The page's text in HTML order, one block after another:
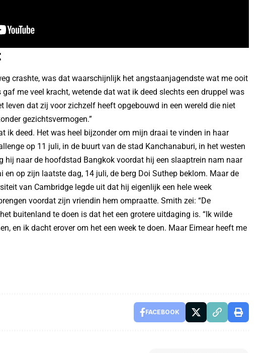
crashte, was dat waarschijnlijk het angstaanjagendste wat me ooit
me veel kracht, wetende dat wat ik deed slechts een druppel was
leven dat zij voor zichzelf heeft opgebouwd in een wereld die niet
gezichtsvermogen.”
ik deed. Het was heel bijzonder om mijn draai te vinden in haar
op 11 juli, in de buurt van de stad Kanchanaburi, in het westen
hij naar de hoofdstad Bangkok voordat hij een slaaptrein nam naar
en op zijn laatste dag, 14 juli, de berg Doi Suthep beklom. Maar de
van Cambridge legde uit dat hij eigenlijk een hele week
voordat zijn vriendin hem ompraatte. Smith zei: “De
buitenland te doen is dat het een grotere uitdaging is. “Ik wilde
en ik dacht erover om het een week te doen. Maar Eimear heeft me
FACEBOOK